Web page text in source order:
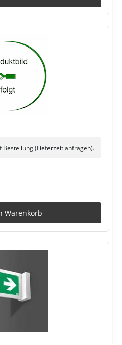
Bestellung (Lieferzeit anfragen).
Warenkorb